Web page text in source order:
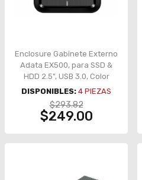
Enclosure Gabinete Externo
Adata EX500, para SSD &
HDD 2.5", USB 3.0, Color
Negro - AEX500U3-CBK
DISPONIBLES: 4 PIEZAS
$293.82
$249.00